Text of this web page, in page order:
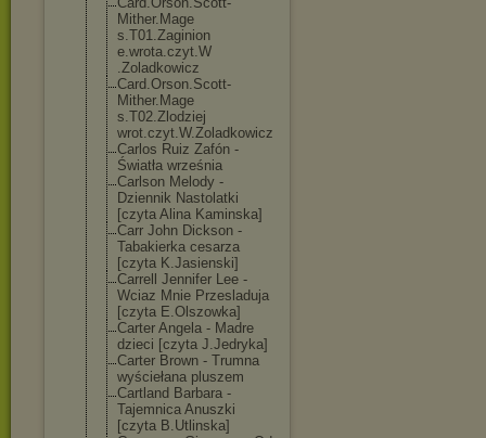
Mither.Mage
s.T01.Zaginion
e.wrota.czyt.W
.Zoladkowicz
Card.Orson.Scott-
Mither.Mage
s.T02.Zlodziej
wrot.czyt.W.Zo ladkowicz
Carlos Ruiz Zafón -
Światła września
Carlson Melody -
Dziennik Nastolatki
[czyta Alina Kaminska]
Carr John Dickson -
Tabakierka cesarza
[czyta K.Jasienski]
Carrell Jennifer Lee -
Wciaz Mnie Przesladuja
[czyta E.Olszowka]
Carter Angela - Madre
dzieci [czyta J.Jedryka]
Carter Brown - Trumna
wyściełana pluszem
Cartland Barbara -
Tajemnica Anuszki
[czyta B.Utlinska]